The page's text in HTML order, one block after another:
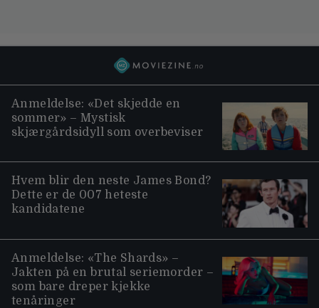
Anmeldelse: «Det skjedde en
sommer» – Mystisk
skjærgårdsidyll som overbeviser
Hvem blir den neste James Bond?
Dette er de 007 heteste
kandidatene
Anmeldelse: «The Shards» –
Jakten på en brutal seriemorder –
som bare dreper kjekke
tenåringer